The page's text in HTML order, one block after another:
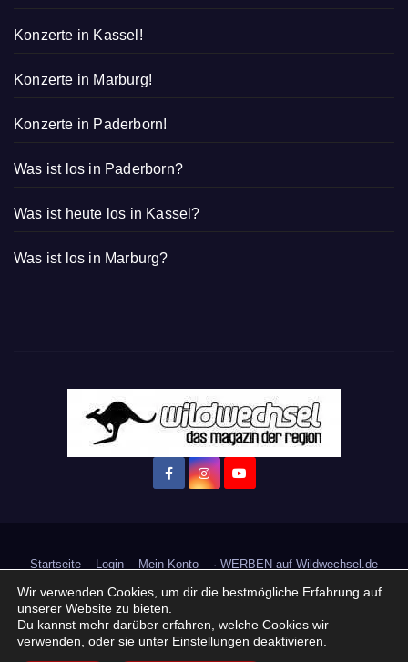
Konzerte in Kassel!
Konzerte in Marburg!
Konzerte in Paderborn!
Was ist los in Paderborn?
Was ist heute los in Kassel?
Was ist los in Marburg?
Startseite Login Mein Konto · WERBEN auf Wildwechsel.de
+ Neue Veranstaltung eintragen:
Impressum / Datenschutzerklärung Praktikum, Ausbildung & Jobs
Wir verwenden Cookies, um dir die bestmögliche Erfahrung auf
unserer Website zu bieten.
Du kannst mehr darüber erfahren, welche Cookies wir
verwenden, oder sie unter Einstellungen deaktivieren.